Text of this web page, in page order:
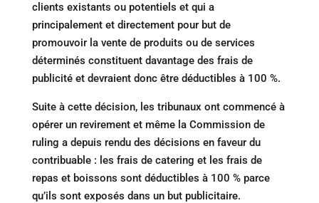
clients existants ou potentiels et qui a
principalement et directement pour but de
promouvoir la vente de produits ou de services
déterminés constituent davantage des frais de
publicité et devraient donc être déductibles à 100 %.
Suite à cette décision, les tribunaux ont commencé à
opérer un revirement et même la Commission de
ruling a depuis rendu des décisions en faveur du
contribuable : les frais de catering et les frais de
repas et boissons sont déductibles à 100 % parce
qu’ils sont exposés dans un but publicitaire.